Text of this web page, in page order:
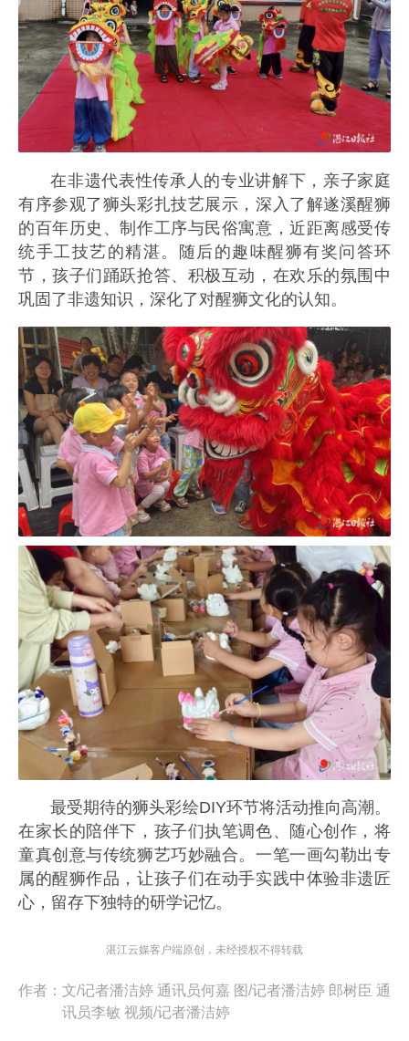
在非遗代表性传承人的专业讲解下，亲子家庭
有序参观了狮头彩扎技艺展示，深入了解遂溪醒狮
的百年历史、制作工序与民俗寓意，近距离感受传
统手工技艺的精湛。随后的趣味醒狮有奖问答环
节，孩子们踊跃抢答、积极互动，在欢乐的氛围中
巩固了非遗知识，深化了对醒狮文化的认知。
最受期待的狮头彩绘DIY环节将活动推向高潮。
在家长的陪伴下，孩子们执笔调色、随心创作，将
童真创意与传统狮艺巧妙融合。一笔一画勾勒出专
属的醒狮作品，让孩子们在动手实践中体验非遗匠
心，留存下独特的研学记忆。
湛江云媒客户端原创，未经授权不得转载
作者： 文/记者潘洁婷 通讯员何嘉 图/记者潘洁婷 郎树臣 通
讯员李敏 视频/记者潘洁婷